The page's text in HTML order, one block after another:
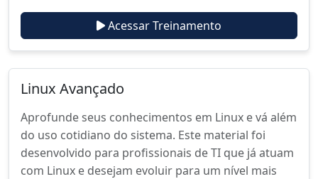
Acessar Treinamento
Linux Avançado
Aprofunde seus conhecimentos em Linux e vá além
do uso cotidiano do sistema. Este material foi
desenvolvido para profissionais de TI que já atuam
com Linux e desejam evoluir para um nível mais